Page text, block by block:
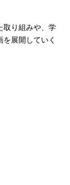
取り組みや、学
展開していく